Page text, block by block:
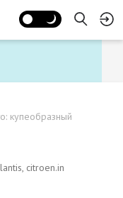
купеобразный
citroen.in